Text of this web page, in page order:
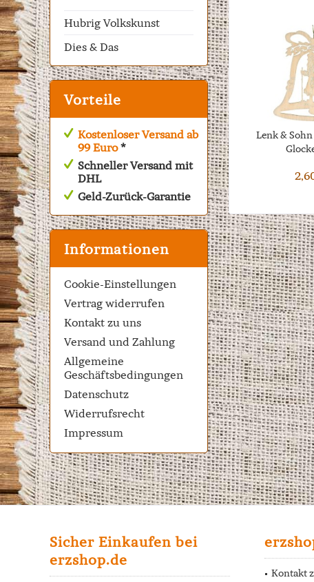
Hubrig Volkskunst
Dies & Das
Vorteile
Kostenloser Versand ab
99 Euro*
Schneller Versand mit
DHL
Geld-Zurück-Garantie
Informationen
Cookie-Einstellungen
Vertrag widerrufen
Kontakt zu uns
Versand und Zahlung
Allgemeine
Geschäftsbedingungen
Datenschutz
Widerrufsrecht
Impressum
Lenk &
Sicher Einkaufen bei
erzshop.de
Kontakt